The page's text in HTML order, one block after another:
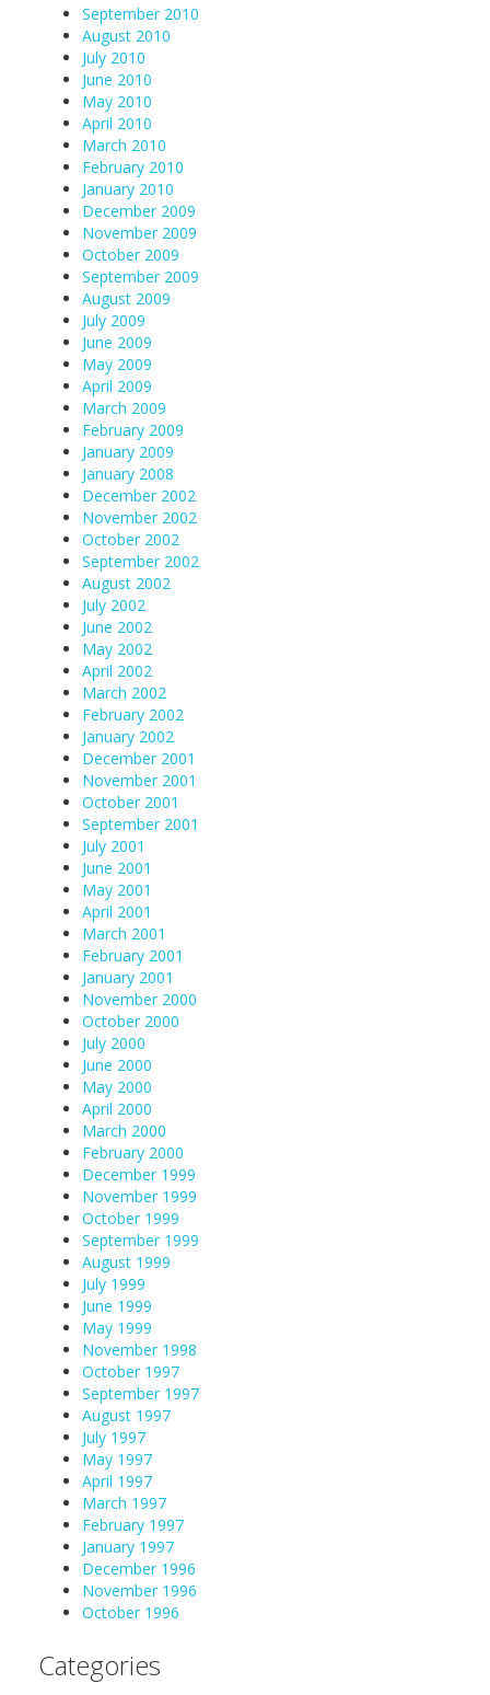
September 2010
August 2010
July 2010
June 2010
May 2010
April 2010
March 2010
February 2010
January 2010
December 2009
November 2009
October 2009
September 2009
August 2009
July 2009
June 2009
May 2009
April 2009
March 2009
February 2009
January 2009
January 2008
December 2002
November 2002
October 2002
September 2002
August 2002
July 2002
June 2002
May 2002
April 2002
March 2002
February 2002
January 2002
December 2001
November 2001
October 2001
September 2001
July 2001
June 2001
May 2001
April 2001
March 2001
February 2001
January 2001
November 2000
October 2000
July 2000
June 2000
May 2000
April 2000
March 2000
February 2000
December 1999
November 1999
October 1999
September 1999
August 1999
July 1999
June 1999
May 1999
November 1998
October 1997
September 1997
August 1997
July 1997
May 1997
April 1997
March 1997
February 1997
January 1997
December 1996
November 1996
October 1996
Categories